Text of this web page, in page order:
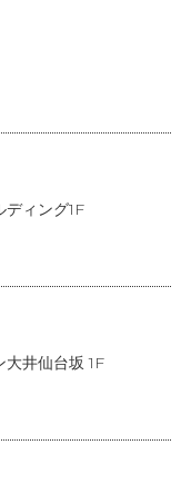
ィング1F
井仙台坂 1F